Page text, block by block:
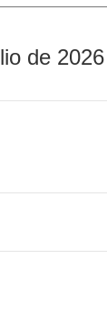
de 2026